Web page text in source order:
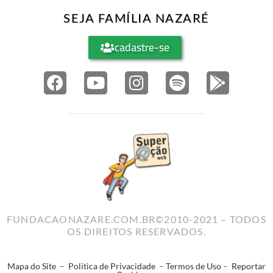
SEJA FAMÍLIA NAZARÉ
cadastre-se
FUNDACAONAZARE.COM.BR©2010-2021 – TODOS
OS DIREITOS RESERVADOS.
Mapa do Site – Politica de Privacidade – Termos de Uso – Reportar